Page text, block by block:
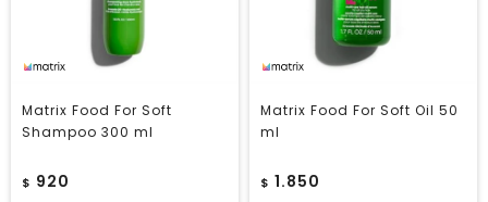
Matrix Food For Soft
Shampoo 300 ml
$ 920
Matrix Food For Soft Oil 50
ml
$ 1.850